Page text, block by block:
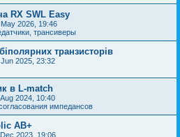
RX SWL Easy
May 2026, 19:46
трансиверы
транзисторів
Jun 2025, 23:32
в L-match
2024, 10:40
импедансов
AB+
Dec 2023, 19:06